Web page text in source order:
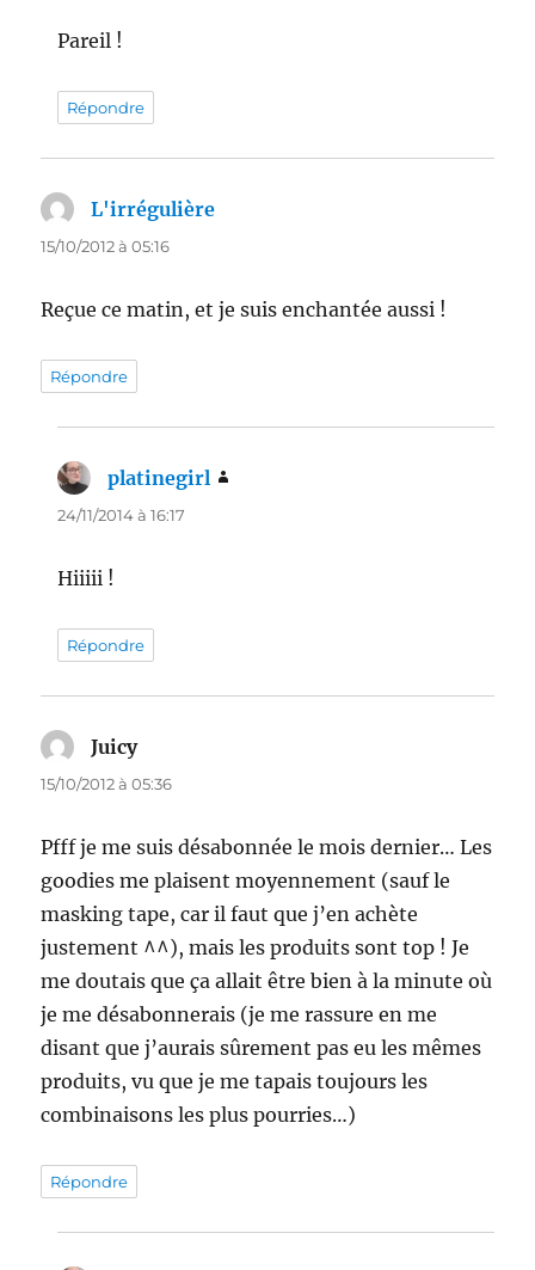
Pareil !
Répondre
L'irrégulière
15/10/2012 à 05:16
Reçue ce matin, et je suis enchantée aussi !
Répondre
platinegirl
24/11/2014 à 16:17
Hiiiii !
Répondre
Juicydit :
15/10/2012 à 05:36
Pfff je me suis désabonnée le mois dernier… Les
goodies me plaisent moyennement (sauf le
masking tape, car il faut que j’en achète
justement ^^), mais les produits sont top ! Je
me doutais que ça allait être bien à la minute où
je me désabonnerais (je me rassure en me
disant que j’aurais sûrement pas eu les mêmes
produits, vu que je me tapais toujours les
combinaisons les plus pourries…)
Répondre